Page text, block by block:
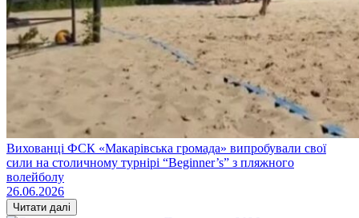
Вихованці ФСК «Макарівська громада» випробували свої
сили на столичному турнірі “Beginner’s” з пляжного
волейболу
26.06.2026
Читати далі